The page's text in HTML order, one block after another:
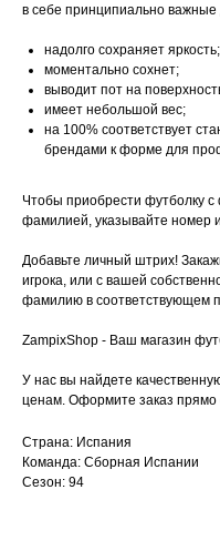
в себе принципиально
надолго сохраняет яркость;
моментально сохнет;
выводит пот на
имеет небольшой вес;
на 100% соответствует
брендами к форме для
Чтобы приобрести футболку
фамилией, указывайте номер
Добавьте личный штрих!
игрока, или с вашей
фамилию в соответствующем
ZampixShop - Ваш магазин
У нас вы найдете
ценам. Оформите заказ прямо
Страна: Испания
Команда: Сборная Испании
Сезон: 94